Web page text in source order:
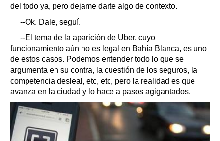
del todo ya, pero dejame darte algo de contexto.
--Ok. Dale, seguí.
--El tema de la aparición de Uber, cuyo
funcionamiento aún no es legal en Bahía Blanca, es uno
de estos casos. Podemos entender todo lo que se
argumenta en su contra, la cuestión de los seguros, la
competencia desleal, etc, etc, pero la realidad es que
avanza en la ciudad y lo hace a pasos agigantados.